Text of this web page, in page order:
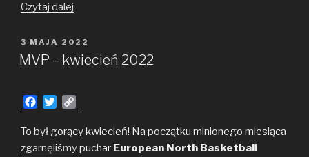
Czytaj dalej
trzeci,
decydujący
OPUBLIKOWANE
W
3 MAJA 2022
MVP – kwiecień 2022
a
c
w
i
t
o
p
To był gorący kwiecień! Na początku minionego miesiąca
zgarnęliśmypuchar European North Basketball